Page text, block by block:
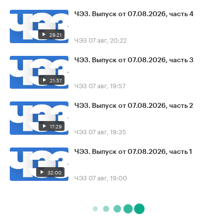
29:21
ЧЭЗ. Выпуск от 07.08.2026, часть 4
ЧЭЗ 07 авг, 20:22
21:57
ЧЭЗ. Выпуск от 07.08.2026, часть 3
ЧЭЗ 07 авг, 19:57
17:29
ЧЭЗ. Выпуск от 07.08.2026, часть 2
ЧЭЗ 07 авг, 19:35
32:00
ЧЭЗ. Выпуск от 07.08.2026, часть 1
ЧЭЗ 07 авг, 19:00